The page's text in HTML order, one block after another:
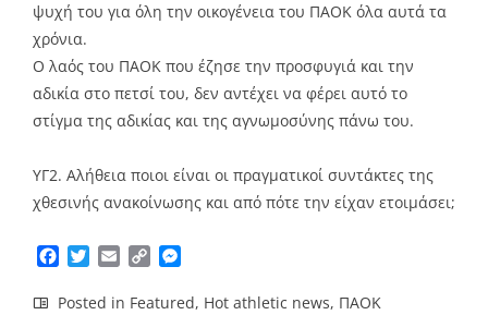
ψυχή του για όλη την οικογένεια του ΠΑΟΚ όλα αυτά τα
χρόνια.
Ο λαός του ΠΑΟΚ που έζησε την προσφυγιά και την
αδικία στο πετσί του, δεν αντέχει να φέρει αυτό το
στίγμα της αδικίας και της αγνωμοσύνης πάνω του.
ΥΓ2. Αλήθεια ποιοι είναι οι πραγματικοί συντάκτες της
χθεσινής ανακοίνωσης και από πότε την είχαν ετοιμάσει;
Facebook
TwitterEmailCopy
Posted in Featured, Hot athletic news, ΠΑΟΚ